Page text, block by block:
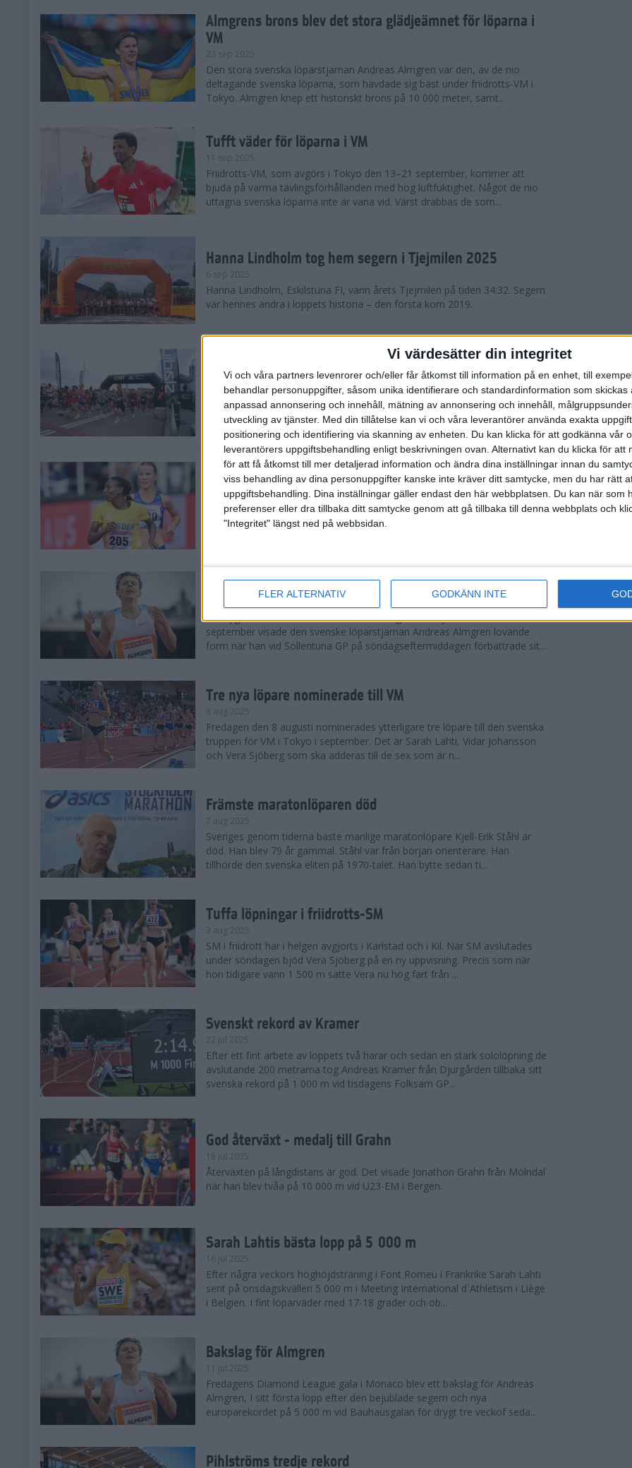
Vi värdesätter din integritet
Vi och våra partners levenrorer och/eller får åtkomst till information på en enhet, till
behandlar personuppgifter, såsom unika identifierare och standardinformation som skickas
anpassad annonsering och innehåll, mätning av annonsering och innehåll,
utveckling av tjänster. Med din tillåtelse kan vi och våra leverantörer använda exakta
positionering och identifiering via skanning av enheten. Du kan klicka för att godkänna vår
leverantörers uppgiftsbehandling enligt beskrivningen ovan. Alternativt kan du klicka för att
för att få åtkomst till mer detaljerad information och ändra dina inställningar innan du
viss behandling av dina personuppgifter kanske inte kräver ditt samtycke, men du har rätt
uppgiftsbehandling. Dina inställningar gäller endast den här webbplatsen. Du kan när som
preferenser eller dra tillbaka ditt samtycke genom att gå tillbaka till denna webbplats och
"Integritet" längst ned på webbsidan.
FLER ALTERNATIV GODKÄNN INTE
Almgrens brons blev det stora glädjeämnet för löparna i
VM
23 sep 2025
Den stora svenska löparstjärnan Andreas Almgren var den, av de nio
deltagande svenska löparna, som hävdade sig bäst under friidrotts-VM i
Tokyo. Almgren knep ett historiskt brons på 10 000 meter, samt...
Tufft väder för löparna i VM
11 sep 2025
Friidrotts-VM, som avgörs i Tokyo den 13–21 september, kommer att
bjuda på varma tävlingsförhållanden med hög luftfuktighet. Något de nio
uttagna svenska löparna inte är vana vid. Värst drabbas de som...
Hanna Lindholm tog hem segern i Tjejmilen 2025
6 sep 2025
Hanna Lindholm, Eskilstuna FI, vann årets Tjejmilen på tiden 34:32. Segern
var hennes andra i loppets historia – den första kom 2019.
Snabbaste segertiden på 12 år i rekordstort adidas
Stockholm Halvmaraton
30 aug 2025
Ett slutsålt och rekordstort adidas Stockholm Halvmaraton avgjordes i
nästintill perfekt löparväder. 18 grader, mulet och väldigt lite vind. Totalt
var 19,866 löpare anmälda, varav 15,807 kom till sta...
Löparna viktiga när Sverige vann Finnkampen
26 aug 2025
Den hundrade upplagan av Finnkampen, världens äldsta och största
landskamp i friidrott, avgjordes inför fullsatta läktare på Stockholms
Svenskt rekord när Almgren testade VM-formen
En dryg månad före friidrotts-VM, som avgörs i Tokyo den 13-21
september visade den svenske löparstjärnan Andreas Almgren lovande
form när han vid Sollentuna GP på söndagseftermiddagen förbättrade sit...
Tre nya löpare nominerade till VM
8 aug 2025
Fredagen den 8 augusti nominerades ytterligare tre löpare till den svenska
truppen för VM i Tokyo i september. Det är Sarah Lahti, Vidar Johansson
och Vera Sjöberg som ska adderas till de sex som är n...
Främste maratonlöparen död
7 aug 2025
Sveriges genom tiderna bäste manlige maratonlöpare Kjell-Erik Ståhl är
död. Han blev 79 år gammal. Ståhl var från början orienterare. Han
tillhörde den svenska eliten på 1970-talet. Han bytte sedan ti...
Tuffa löpningar i friidrotts-SM
3 aug 2025
SM i friidrott har i helgen avgjorts i Karlstad och i Kil. När SM avslutades
under söndagen bjöd Vera Sjöberg på en ny uppvisning. Precis som när
hon tidigare vann 1 500 m satte Vera nu hög fart från ...
Svenskt rekord av Kramer
22 jul 2025
Efter ett fint arbete av loppets två harar och sedan en stark sololöpning de
avslutande 200 metrarna tog Andreas Kramer från Djurgården tillbaka sitt
svenska rekord på 1 000 m vid tisdagens Folksam GP...
God återväxt - medalj till Grahn
18 jul 2025
Återväxten på långdistans är god. Det visade Jonathon Grahn från Mölndal
när han blev tvåa på 10 000 m vid U23-EM i Bergen.
Sarah Lahtis bästa lopp på 5 000 m
16 jul 2025
Efter några veckors höghöjdsträning i Font Romeu i Frankrike Sarah Lahti
sent på onsdagskvällen 5 000 m i Meeting International d´Athletism i Liège
i Belgien. I fint löparväder med 17-18 grader och ob...
Bakslag för Almgren
11 jul 2025
Fredagens Diamond League gala i Monaco blev ett bakslag för Andreas
Almgren, I sitt första lopp efter den bejublade segern och nya
europarekordet på 5 000 m vid Bauhausgalan för drygt tre veckof seda...
Pihlströms tredje rekord